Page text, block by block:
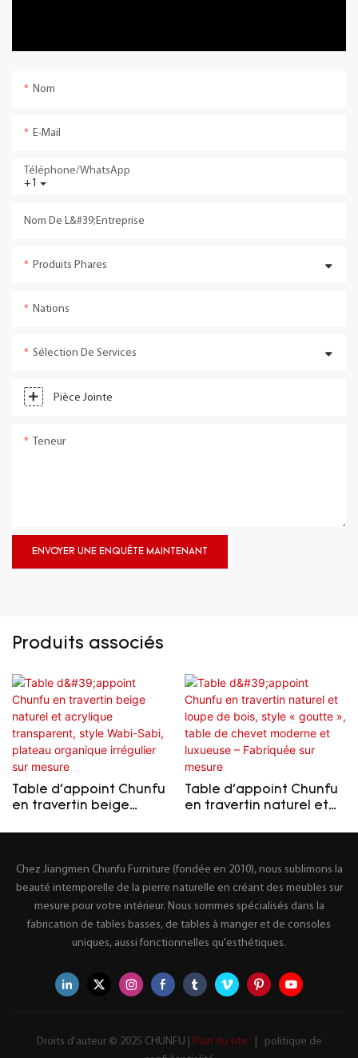
Nom
E-Mail
+1
Téléphone/WhatsApp
Nom De L&#39;entreprise
Produits Phares
Nations
Sélection De Services
Pièce Jointe
Teneur
ENVOYER UNE ENQUÊTE MAINTENANT
Produits associés
Table d'appoint Chunfu
en travertin beige
irrégulier sur mesure
Table d'appoint Chunfu
en travertin naturel et
luxueuse – Fabriquée
sur mesure
Chez Jiangmen Chunfu Furniture (fondée en 2010), nous sublimons la
beauté intemporelle de la pierre naturelle en créant des meubles sur
mesure pour votre intérieur. Nous sommes spécialisés dans la
fabrication de tables basses, de tables à manger et de consoles
uniques, aussi fonctionnelles qu'esthétiques.
Droits d'auteur © 2025 CHUNFU | Plan du site
politique de